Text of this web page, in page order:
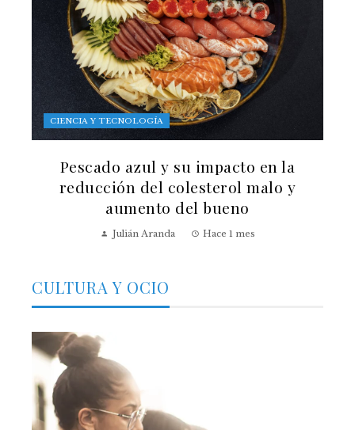
CIENCIA Y TECNOLOGÍA
Pescado azul y su impacto en la
reducción del colesterol malo y
aumento del bueno
Julián Aranda Hace 1 mes
CULTURA Y OCIO